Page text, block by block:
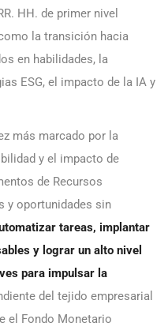
HH. de primer nivel
la transición hacia
en habilidades, la
ESG, el impacto de la IA y
más marcado por la
y el impacto de
de Recursos
y oportunidades sin
tareas, implantar
y lograr un alto nivel
para impulsar la
del tejido empresarial
el Fondo Monetario